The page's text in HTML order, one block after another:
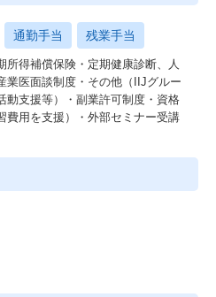
通勤手当 残業手当
所得補償保険・定期健康診断、人
業医面談制度・その他（IIJグルー
動支援等）・副業許可制度・資格
費用を支援）・外部セミナー受講